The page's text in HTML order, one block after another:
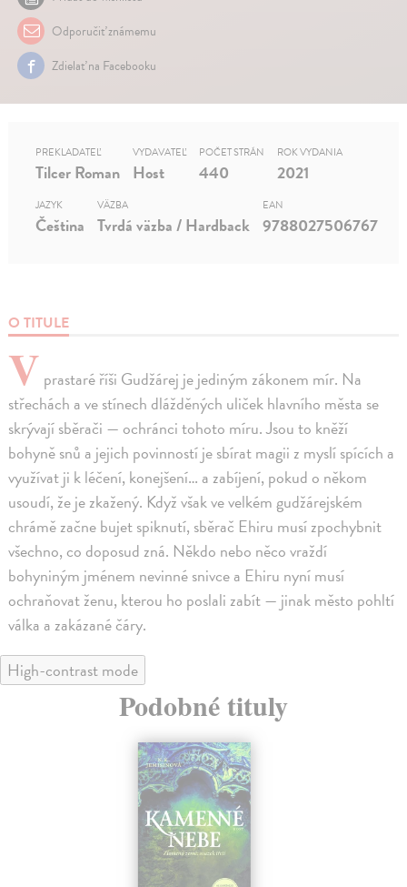
Odporučiť známemu
Zdielať na Facebooku
O TITULE
V prastaré říši Gudžárej je jediným zákonem mír. Na
střechách a ve stínech dlážděných uliček hlavního města se
skrývají sběrači — ochránci tohoto míru. Jsou to kněží
bohyně snů a jejich povinností je sbírat magii z myslí spících a
využívat ji k léčení, konejšení… a zabíjení, pokud o někom
usoudí, že je zkažený. Když však ve velkém gudžárejském
chrámě začne bujet spiknutí, sběrač Ehiru musí zpochybnit
všechno, co doposud zná. Někdo nebo něco vraždí
bohyniným jménem nevinné snivce a Ehiru nyní musí
ochraňovat ženu, kterou ho poslali zabít — jinak město pohltí
válka a zakázané čáry.
PREKLADATEĽ
Tilcer Roman
VYDAVATEĽ
Host
POČET STRÁN
440
ROK VYDANIA
2021
JAZYK
Čeština
VÄZBA
Tvrdá väzba / Hardback
EAN
9788027506767
High-contrast mode
Podobné tituly